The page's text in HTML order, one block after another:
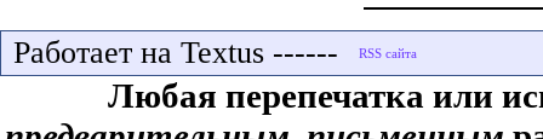
Работает на Textus ------
Любая перепечатка или